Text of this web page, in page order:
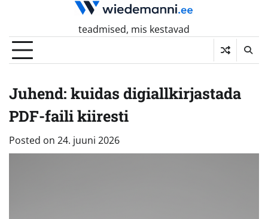
content
teadmised, mis kestavad
Juhend: kuidas digiallkirjastada
PDF-faili kiiresti
Posted on 24. juuni 2026